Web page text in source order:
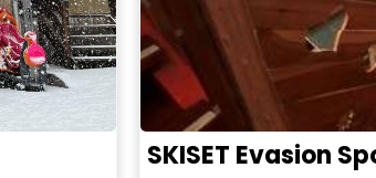
SKISET Evasion